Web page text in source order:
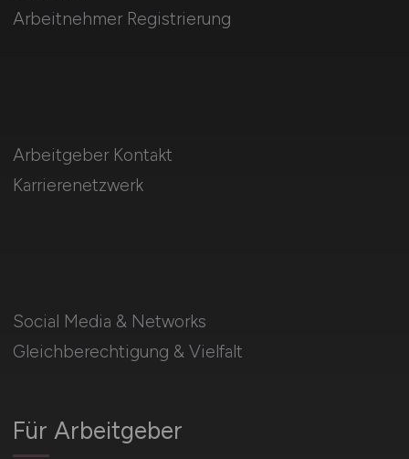
Arbeitnehmer Registrierung
Social Media & Networks
Gleichberechtigung & Vielfalt
Für Arbeitgeber
Arbeitgeber Kontakt
Karrierenetzwerk